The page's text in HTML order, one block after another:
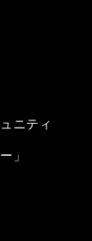
ニティ
」